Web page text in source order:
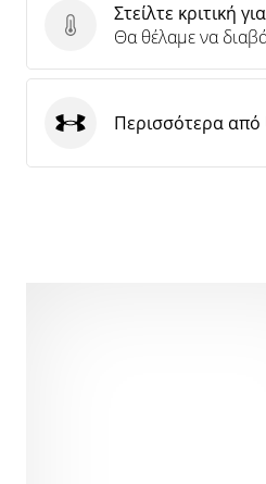
Στείλτε κριτική για το
Στείλτε κριτική
Θα θέλαμε να
Under Armour
Περισσότερα